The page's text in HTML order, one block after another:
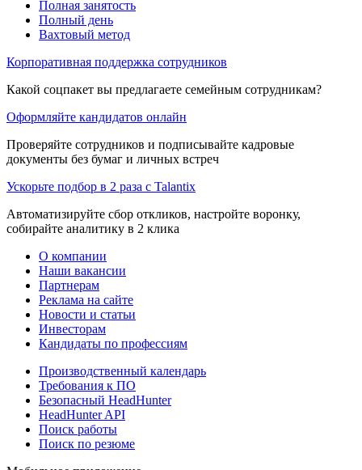
Полная занятость
Полный день
Вахтовый метод
Корпоративная поддержка сотрудников
Какой соцпакет вы предлагаете семейным сотрудникам?
Оформляйте кандидатов онлайн
Проверяйте сотрудников и подписывайте кадровые
документы без бумаг и личных встреч
Ускорьте подбор в 2 раза с Talantix
Автоматизируйте сбор откликов, настройте воронку,
собирайте аналитику в 2 клика
О компании
Наши вакансии
Партнерам
Реклама на сайте
Новости и статьи
Инвесторам
Кандидаты по профессиям
Производственный календарь
Требования к ПО
Безопасный HeadHunter
HeadHunter API
Поиск работы
Поиск по резюме